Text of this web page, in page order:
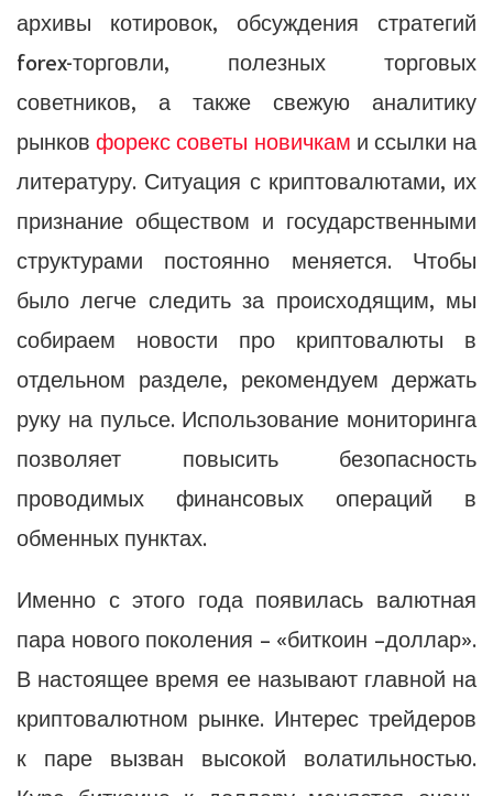
архивы котировок, обсуждения стратегий
forex-торговли, полезных торговых
советников, а также свежую аналитику
рынковфорекс советы новичкам и ссылки на
литературу. Ситуация с криптовалютами, их
признание обществом и государственными
структурами постоянно меняется. Чтобы
было легче следить за происходящим, мы
собираем новости про криптовалюты в
отдельном разделе, рекомендуем держать
руку на пульсе. Использование мониторинга
позволяет повысить безопасность
проводимых финансовых операций в
обменных пунктах.
Именно с этого года появилась валютная
пара нового поколения – «биткоин –доллар».
В настоящее время ее называют главной на
криптовалютном рынке. Интерес трейдеров
к паре вызван высокой волатильностью.